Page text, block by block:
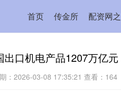
首页 传金所 配资网
口机电产品1207万亿
：2026-03-08 17:35:21 查看：164